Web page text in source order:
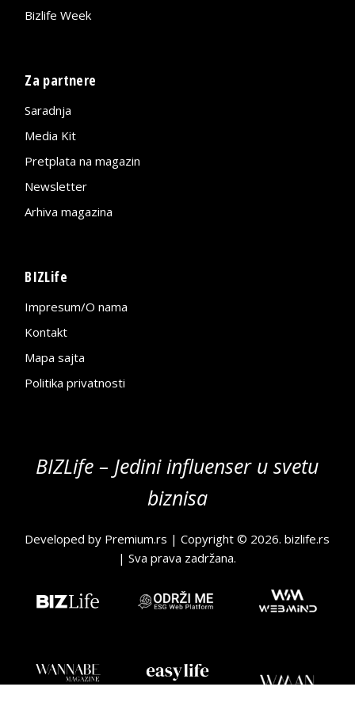
Bizlife Week
Za partnere
Saradnja
Media Kit
Pretplata na magazin
Newsletter
Arhiva magazina
BIZLife
Impresum/O nama
Kontakt
Mapa sajta
Politika privatnosti
BIZLife – Jedini influenser u svetu
biznisa
Developed by Premium.rs | Copyright © 2026.bizlife.rs
| Sva prava zadržana.